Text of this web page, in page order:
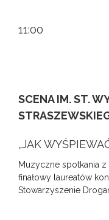
11:00
SCENA IM. ST.
„JAK
Muzyczne spotkania
finałowy laureatów
Stowarzyszenie